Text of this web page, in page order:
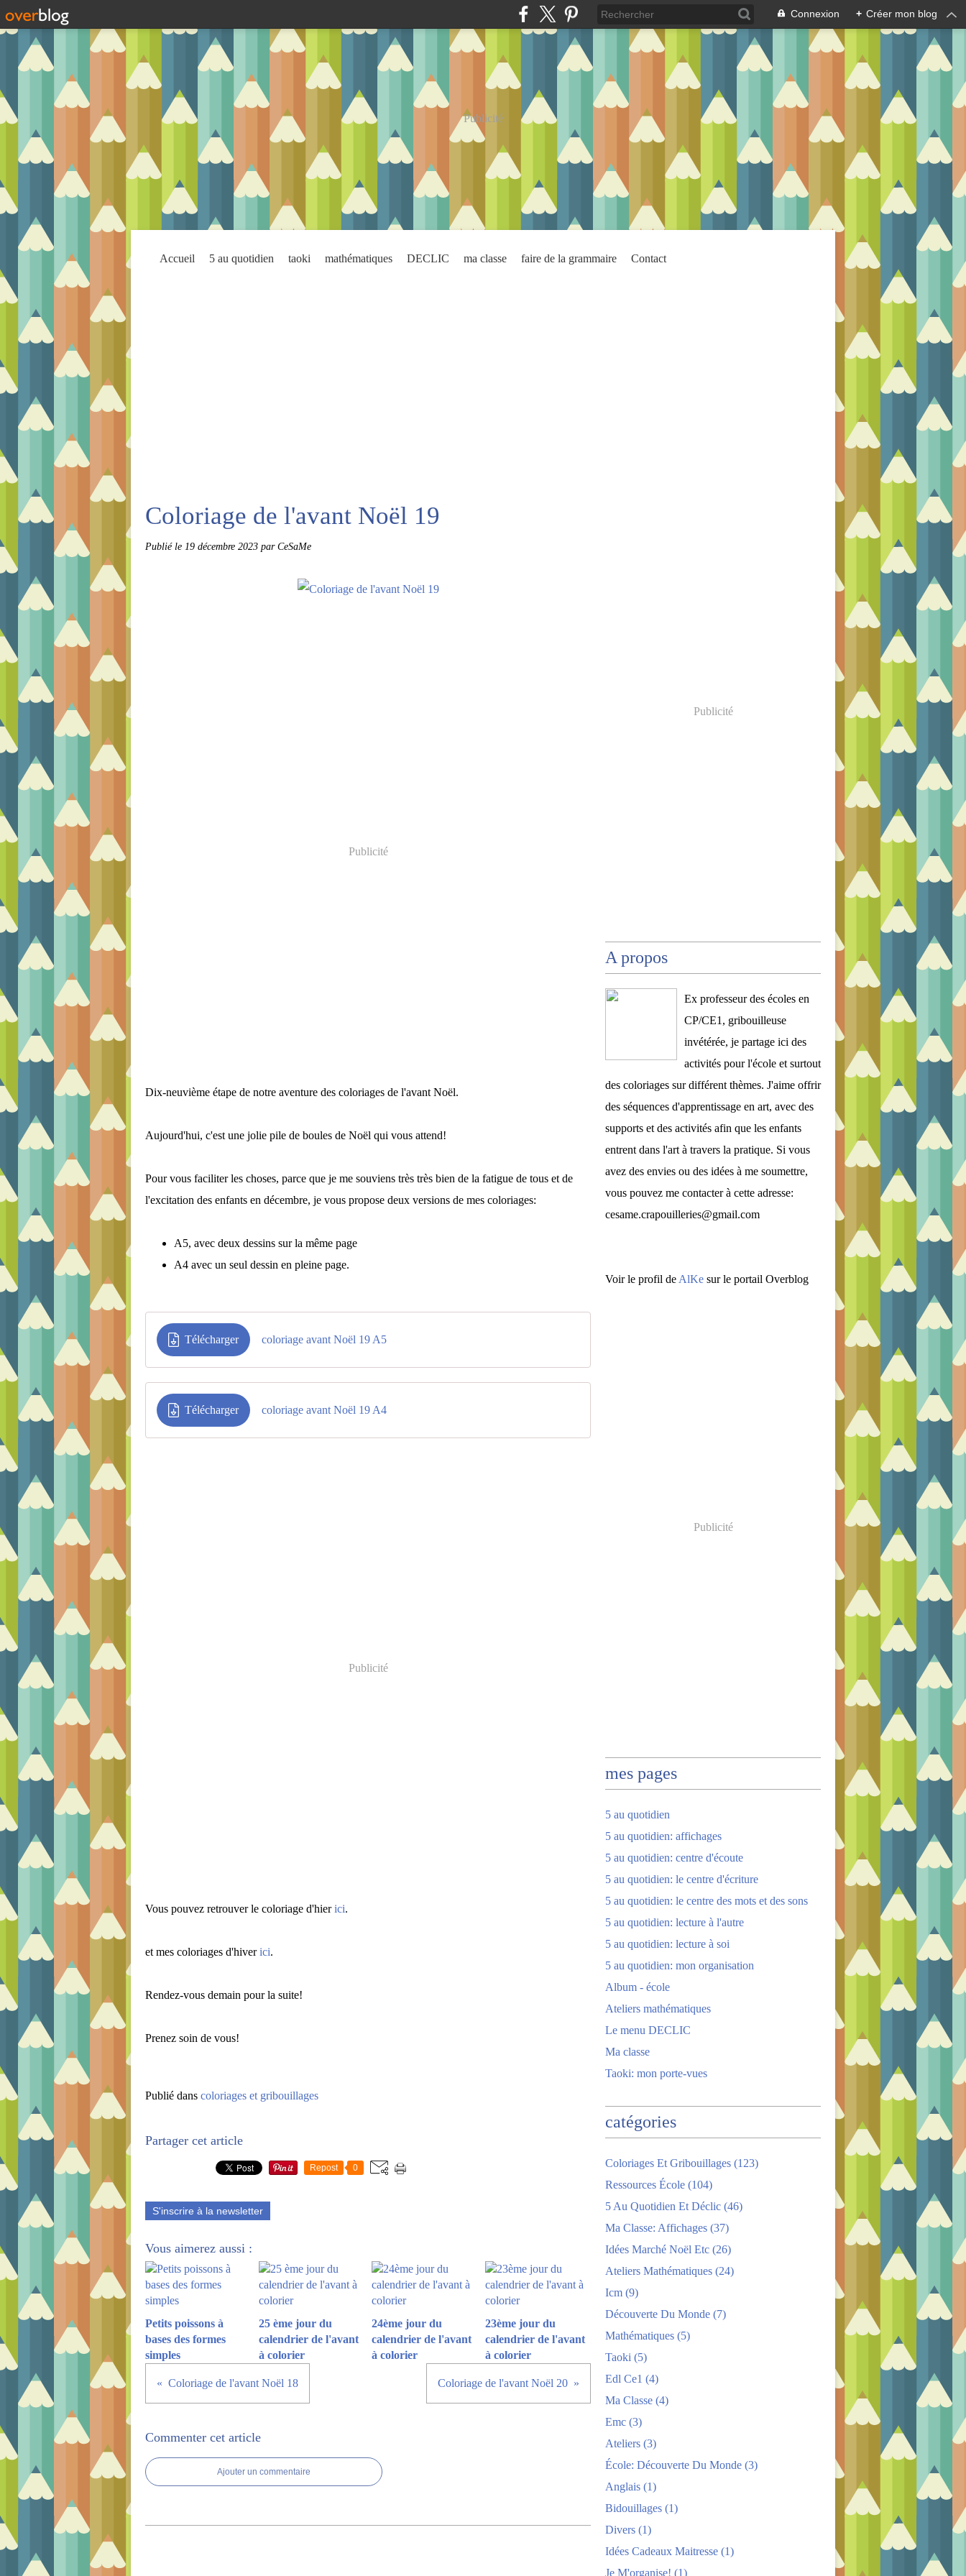
Connexion + Créer mon blog
Publicité
Accueil 5 au quotidien taoki mathématiques DECLIC ma classe faire de la grammaire Contact
Coloriage de l'avant Noël 19
Publié le 19 décembre 2023 par CeSaMe
Publicité
Dix-neuvième étape de notre aventure des coloriages de l'avant Noël.
Aujourd'hui, c'est une jolie pile de boules de Noël qui vous attend!
Pour vous faciliter les choses, parce que je me souviens très très bien de la fatigue de tous et de
l'excitation des enfants en décembre, je vous propose deux versions de mes coloriages:
A5, avec deux dessins sur la même page
A4 avec un seul dessin en pleine page.
Télécharger coloriage avant Noël 19 A5
Télécharger coloriage avant Noël 19 A4
Publicité
Vous pouvez retrouver le coloriage d'hierici.
et mes coloriages d'hiverici.
Rendez-vous demain pour la suite!
Prenez soin de vous!
Publié dans coloriages et gribouillages
Partager cet article
Repost 0
S'inscrire à la newsletter
Vous aimerez aussi :
Petits poissons à
bases des formes
simples
25 ème jour du
calendrier de l'avant
à colorier
24ème jour du
calendrier de l'avant
à colorier
23ème jour du
calendrier de l'avant
à colorier
Coloriage de l'avant Noël 18 Coloriage de l'avant Noël 20
Commenter cet article
Ajouter un commentaire
Publicité
A propos
Ex professeur des écoles en
CP/CE1, gribouilleuse
invétérée, je partage ici des
activités pour l'école et surtout
des coloriages sur différent thèmes. J'aime offrir
des séquences d'apprentissage en art, avec des
supports et des activités afin que les enfants
entrent dans l'art à travers la pratique. Si vous
avez des envies ou des idées à me soumettre,
vous pouvez me contacter à cette adresse:
cesame.crapouilleries@gmail.com
Voir le profil de AlKe sur le portail Overblog
Publicité
mes pages
5 au quotidien
5 au quotidien: affichages
5 au quotidien: centre d'écoute
5 au quotidien: le centre d'écriture
5 au quotidien: le centre des mots et des sons
5 au quotidien: lecture à l'autre
5 au quotidien: lecture à soi
5 au quotidien: mon organisation
Album - école
Ateliers mathématiques
Le menu DECLIC
Ma classe
Taoki: mon porte-vues
catégories
Coloriages Et Gribouillages (123)
Ressources École (104)
5 Au Quotidien Et Déclic (46)
Ma Classe: Affichages (37)
Idées Marché Noël Etc (26)
Ateliers Mathématiques (24)
Icm (9)
Découverte Du Monde (7)
Mathématiques (5)
Taoki (5)
Edl Ce1 (4)
Ma Classe (4)
Emc (3)
Ateliers (3)
École: Découverte Du Monde (3)
Anglais (1)
Bidouillages (1)
Divers (1)
Idées Cadeaux Maitresse (1)
Je M'organise! (1)